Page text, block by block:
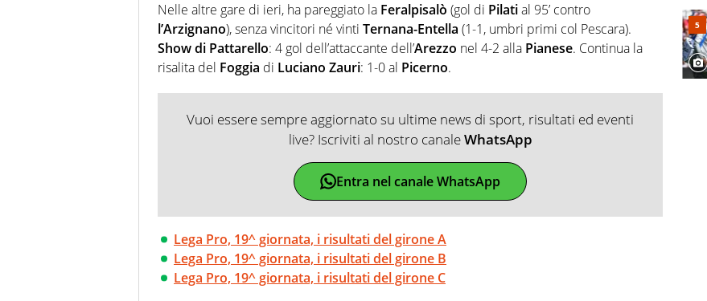
Nelle altre gare di ieri, ha pareggiato la Feralpisalò (gol di Pilatial 95’ contro
l’Arzignano), senza vincitori né vinti Ternana-Entella (1-1, umbri primi col Pescara).
Show di Pattarello: 4 gol dell’attaccante dell’Arezzo nel 4-2 alla Pianese. Continua la
risalita del Foggia di Luciano Zauri: 1-0 al Picerno.
Vuoi essere sempre aggiornato su ultime news di sport, risultati ed eventi
live? Iscriviti al nostro canaleWhatsApp
Entra nel canale WhatsApp
Lega Pro, 19^ giornata, i risultati del girone A
Lega Pro, 19^ giornata, i risultati del girone B
Lega Pro, 19^ giornata, i risultati del girone C